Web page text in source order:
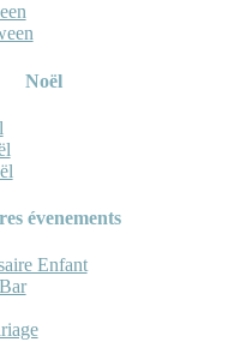
Noël
évenements
Enfant